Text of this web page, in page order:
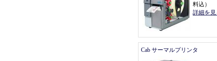
料込 ）
詳細を
Cab サーマルプリンタ